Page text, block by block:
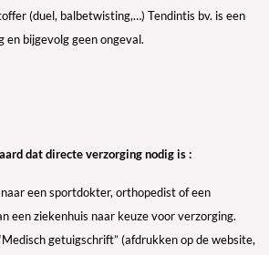
(duel, balbetwisting,…) Tendintis bv. is een
en bijgevolg geen ongeval.
dat directe verzorging nodig is :
een sportdokter, orthopedist of een
een ziekenhuis naar keuze voor verzorging.
getuigschrift” (afdrukken op de website,